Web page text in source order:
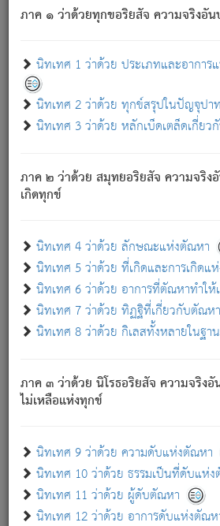
ภาค ๑ ว่าด้วยทุกขอริยสัจ ความจริงอัน
นิทเทศ 1 ว่าด้วย ประเภทและอากา
นิทเทศ 2 ว่าด้วย ทุกข์สรุปในปัญจุปา
นิทเทศ 3 ว่าด้วย หลักเบ็ดเตล็ดเกี่ยว
ภาค ๒ ว่าด้วย สมุทยอริยสัจ ความจริง
เกิดทุกข์
นิทเทศ 4 ว่าด้วย ลักษณะแห่งตัณหา
นิทเทศ 5 ว่าด้วย ที่เกิดและการเกิดแ
นิทเทศ 6 ว่าด้วย อาการที่ตัณหาทำใ
นิทเทศ 7 ว่าด้วย ทิฏฐิที่เกี่ยวกับตัณหา
นิทเทศ 8 ว่าด้วย กิเลสทั้งหลายในฐา
ภาค ๓ ว่าด้วย นิโรธอริยสัจ ความจริง
ไม่เหลือแห่งทุกข์
นิทเทศ 9 ว่าด้วย ความดับแห่งตัณหา
นิทเทศ 10 ว่าด้วย ธรรมเป็นที่ดับแห่
นิทเทศ 11 ว่าด้วย ผู้ดับตัณหา
นิทเทศ 12 ว่าด้วย อาการดับแห่งตัณ
ภพ ว่ามีได้เพราะวิภพ[2]: เรากล่าวว่า ส
ปวงนั้น ก็ยังสลัดภพออกไปไม่ได้.
ก็ทุกข์นี้มีขึ้น เพราะอาศัยซึ่งอุปธิทั้งป
เพราะความสิ้นไปแห่งอุปาทานทั้งปว
ทุกข์จึงไม่มี.
ท่านจงดูโลกนี้เถิด (จะเห็นว่า) สัตว์ทั้
แน่นบังหนาแล้ว; และว่า สัตว์ผู้ยินดีในภ
อันเป็นไปในที่หรือเวลาทั้งปวง[3]เพื่อคว
ประการทั้งปวง; ภพทั้งหลายทั้งหมดนั้น
ความแปรปรวนเป็นธรรมดา.
อย่างนี้อยู่; เขาย่อมละภวตัณหาได้ และไ
ด้วย.
ความดับเพราะความสำรอกไม่เหลือ
เพราะความสิ้นไปแห่งตัณหาโดยประกา
นิพพาน.
ภพใหม่ย่อมไม่มีแก่ภิกษุนั้น ผู้ดับเย็นส
ภิกษุนั้น เป็นผู้ครอบงำมารได้แล้ว ชน
ภพทั้งหลายทั้งปวงได้แล้ว เป็นผู้คงที่ (คือ
- อุ.ขุ. ๒๕/๑๒๑/๘๔.
(ข้อความนี้ เป็นพระพุทธอุทานที่ทรงเ
เป็นที่ตรัสรู้ เมื่อตรัสรู้แล้วได้ 7 วัน)